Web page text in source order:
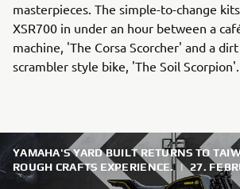
masterpieces. The simple-to-change
XSR700 in under an hour between a
machine, 'The Corsa Scorcher' and a
scrambler style bike, 'The Soil Scorpion'.
YAMAHA'S YARD BUILT RETURNS TO
ROUGH CRAFTS EXPERIENCE. | 27.